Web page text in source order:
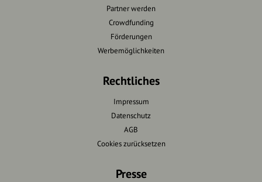
Partner werden
Crowdfunding
Förderungen
Werbemöglichkeiten
Rechtliches
Impressum
Datenschutz
AGB
Cookies zurücksetzen
Presse